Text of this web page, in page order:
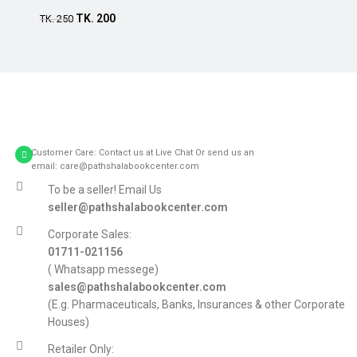
TK.250 TK. 200
Customer Care: Contact us at Live Chat Or send us an
email: care@pathshalabookcenter.com
To be a seller! Email Us
seller@pathshalabookcenter.com
Corporate Sales:
01711-021156
( Whatsapp messege)
sales@pathshalabookcenter.com
(E.g. Pharmaceuticals, Banks, Insurances & other Corporate
Houses)
Retailer Only: